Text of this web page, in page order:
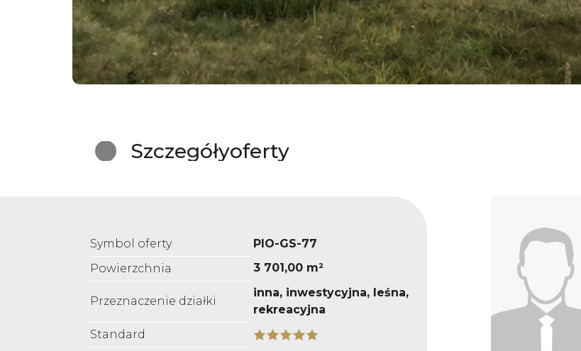
Szczegółyoferty
Symbol oferty
PIO-GS-77
Powierzchnia
3 701,00 m²
Przeznaczenie działki
inna, inwestycyjna, leśna,
rekreacyjna
Standard